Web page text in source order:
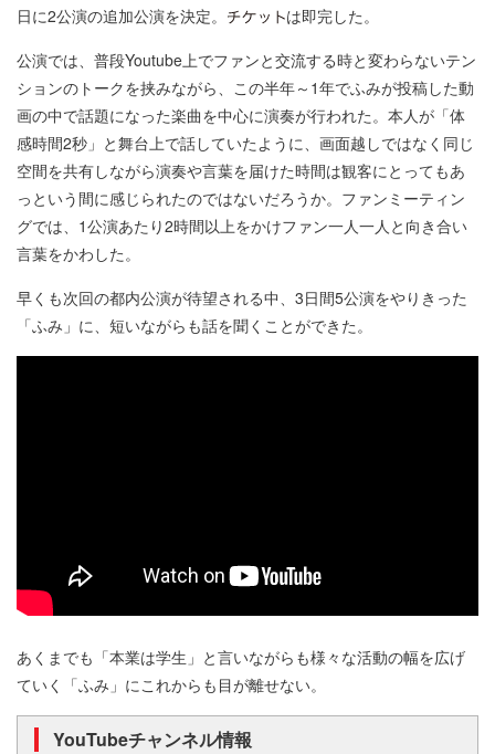
日に2公演の追加公演を決定。
は即完した。
公演では、普段Youtube上でファンと交流する時と変わらないテン
ションのトークを挟みながら、この半年～1年でふみが投稿した動
画の中で話題になった楽曲を中心に演奏が行われた。本人が「体
感時間2秒」と舞台上で話していたように、画面越しではなく同じ
空間を共有しながら演奏や言葉を届けた時間は観客にとってもあ
っという間に感じられたのではないだろうか。ファンミーティン
グでは、1公演あたり2時間以上をかけファン一人一人と向き合い
言葉をかわした。
早くも次回の都内公演が待望される中、3日間5公演をやりきった
「ふみ」に、短いながらも話を聞くことができた。
あくまでも「本業は学生」と言いながらも様々な活動の幅を広げ
ていく「ふみ」にこれからも目が離せない。
YouTubeチャンネル情報